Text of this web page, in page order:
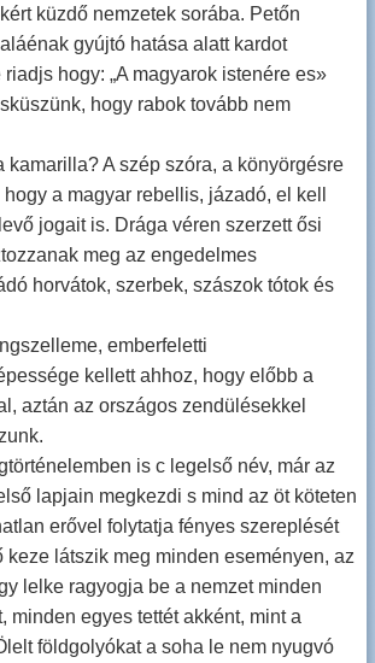
küzdő nemzetek sorába. Petőn
gyújtó hatása alatt kardot
riadjs hogy: „A magyarok istenére es»
hogy rabok tovább nem
kamarilla? A szép szóra, a könyörgésre
a magyar rebellis, jázadó, el kell
jogait is. Drága véren szerzett ősi
meg az engedelmes
horvátok, szerbek, szászok tótok és
emberfeletti
kellett ahhoz, hogy előbb a
aztán az országos zendülésekkel
is c legelső név, már az
lapjain megkezdi s mind az öt köteten
erővel folytatja fényes szereplését
keze látszik meg minden eseményen, az
lelke ragyogja be a nemzet minden
minden egyes tettét akként, mint a
földgolyókat a soha le nem nyugvó